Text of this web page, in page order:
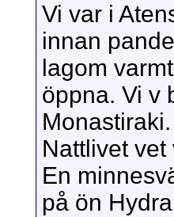
Vi var i
innan
lagom
öppna. Vi v
Monastiraki.
Nattlivet
En
på ön